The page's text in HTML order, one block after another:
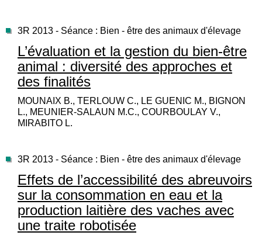
3R 2013 - Séance : Bien - être des animaux d'élevage
L’évaluation et la gestion du bien-être
animal : diversité des approches et
des finalités
MOUNAIX B., TERLOUW C., LE GUENIC M., BIGNON
L., MEUNIER-SALAUN M.C., COURBOULAY V.,
MIRABITO L.
3R 2013 - Séance : Bien - être des animaux d'élevage
Effets de l’accessibilité des abreuvoirs
sur la consommation en eau et la
production laitière des vaches avec
une traite robotisée